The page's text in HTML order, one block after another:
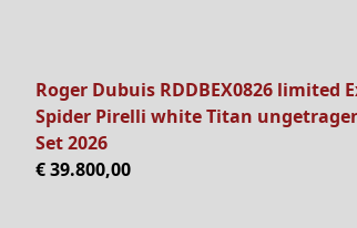
Roger Dubuis RDDBEX0826 limited
Spider Pirelli white Titan
Set 2026
€ 39.800,00